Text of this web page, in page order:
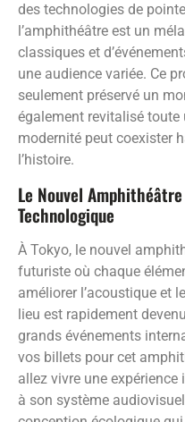
des technologies de
l’amphithéâtre est un
classiques et
une audience variée. Ce
seulement préservé un
également revitalisé toute
modernité peut coexister
l’histoire.
Le Nouvel
Technologique
À Tokyo, le nouvel
futuriste où chaque
améliorer l’acoustique et
lieu est rapidement
grands événements
vos billets pour cet
allez vivre une
à son système